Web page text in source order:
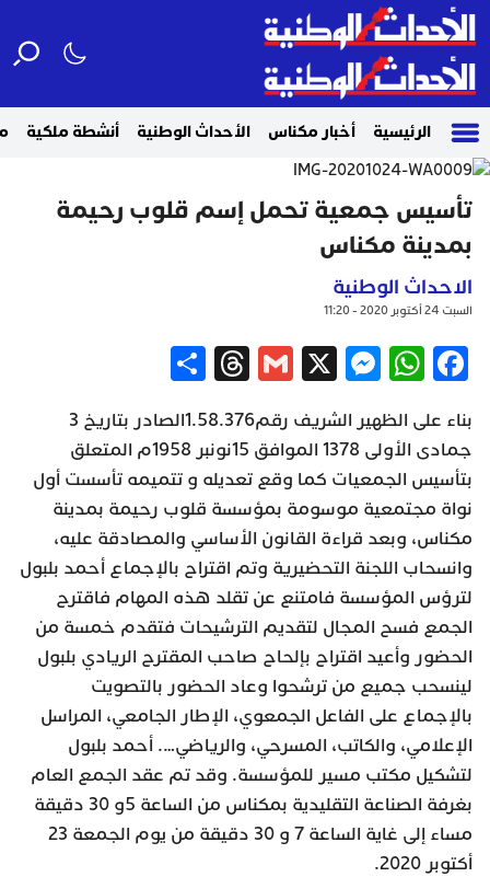
الرئيسية أخبار مكناس الأحداث الوطنية أنشطة ملكية
تأسيس جمعية تحمل إسم قلوب رحيمة
بمدينة مكناس
الاحداث الوطنية
السبت 24 أكتوبر 2020 - 11:20
Facebook
WhatsApp
Messenger
X
Gmail
Threads
بناء على الظهير الشريف رقم1.58.376الصادر بتاريخ 3
جمادى الأولى 1378 الموافق 15نونبر 1958م المتعلق
بتأسيس الجمعيات كما وقع تعديله و تتميمه تأسست أول
نواة مجتمعية موسومة بمؤسسة قلوب رحيمة بمدينة
مكناس، وبعد قراءة القانون الأساسي والمصادقة عليه،
وانسحاب اللجنة التحضيرية وتم اقتراح بالإجماع أحمد بلبول
لترؤس المؤسسة فامتنع عن تقلد هذه المهام فاقترح
الجمع فسح المجال لتقديم الترشيحات فتقدم خمسة من
الحضور وأعيد اقتراح بإلحاح صاحب المقترح الريادي بلبول
لينسحب جميع من ترشحوا وعاد الحضور بالتصويت
بالإجماع على الفاعل الجمعوي، الإطار الجامعي، المراسل
الإعلامي، والكاتب، المسرحي، والرياضي…. أحمد بلبول
لتشكيل مكتب مسير للمؤسسة. وقد تم عقد الجمع العام
بغرفة الصناعة التقليدية بمكناس من الساعة 5و 30 دقيقة
مساء إلى غاية الساعة 7 و 30 دقيقة من يوم الجمعة 23
أكتوبر 2020.